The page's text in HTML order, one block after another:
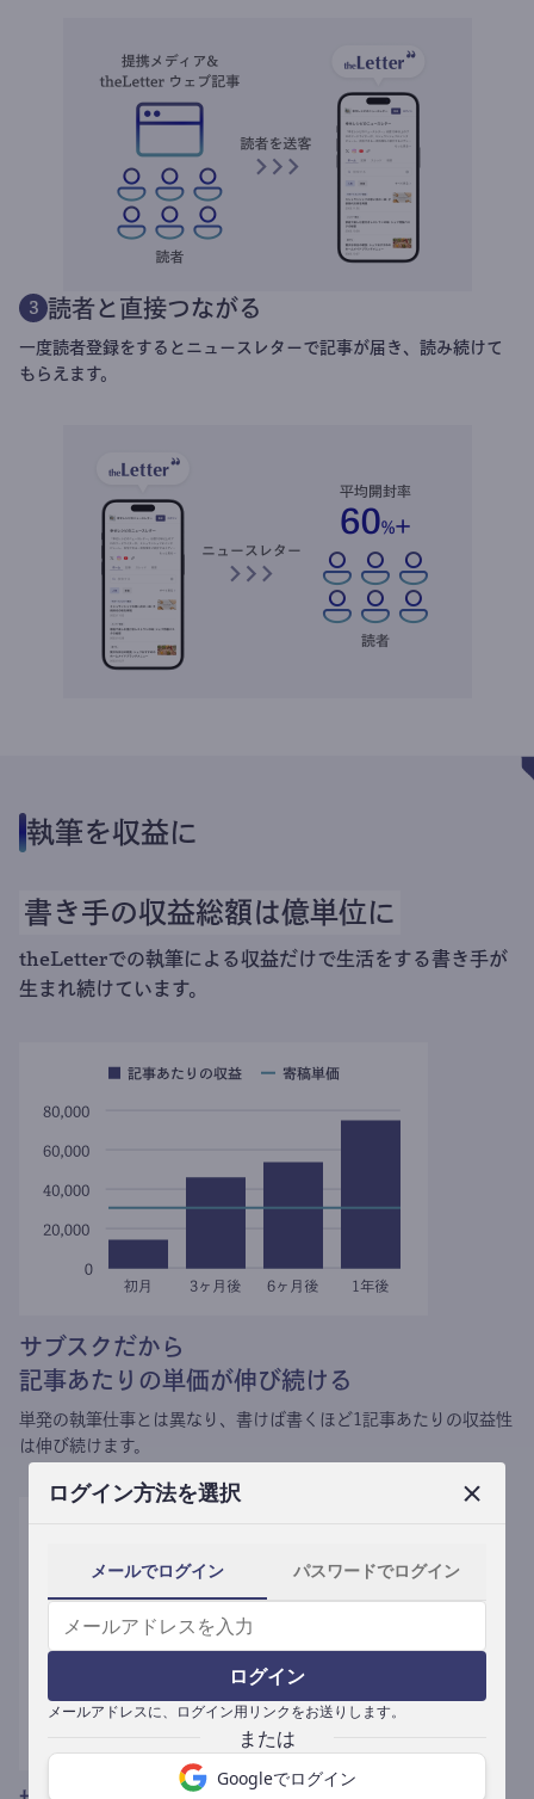
ログイン方法を選択
メールでログイン パスワードでログイン
ログイン
メールアドレスに、ログイン用リンクをお送りします。
Googleでログイン
3 読者と直接つながる
一度読者登録をするとニュースレターで記事が届き、読み続けて
もらえます。
執筆を収益に
書き手の収益総額は億単位に
theLetterでの執筆による収益だけで生活をする書き手が
生まれ続けています。
サブスクだから
記事あたりの単価が伸び続ける
単発の執筆仕事とは異なり、 書けば書くほど1記事あたりの収益性
は伸び続けます。